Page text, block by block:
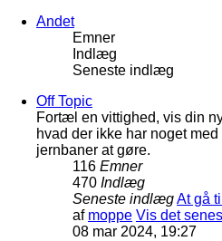
Andet
Emner
Indlæg
Seneste indlæg
Off Topic
Fortæl en vittighed, vis din
hvad der ikke har noget
jernbaner at gøre.
116 Emner
470 Indlæg
Seneste indlægAt gå
af moppe Vis det
08 mar 2024, 19:27